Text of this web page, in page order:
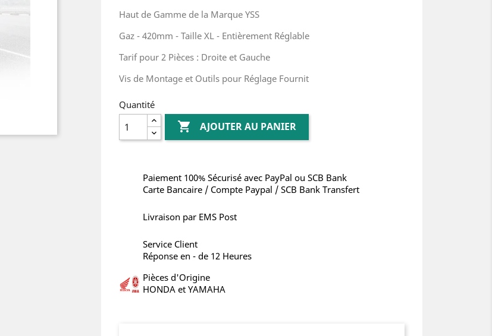
Haut de Gamme de la Marque YSS
Gaz - 420mm - Taille XL - Entièrement Réglable
Tarif pour 2 Pièces : Droite et Gauche
Vis de Montage et Outils pour Réglage Fournit
Quantité
 AJOUTER AU PANIER
Paiement 100% Sécurisé avec PayPal ou SCB Bank
Carte Bancaire / Compte Paypal / SCB Bank Transfert
Livraison par EMS Post
Service Client
Réponse en - de 12 Heures
Pièces d'Origine
HONDA et YAMAHA